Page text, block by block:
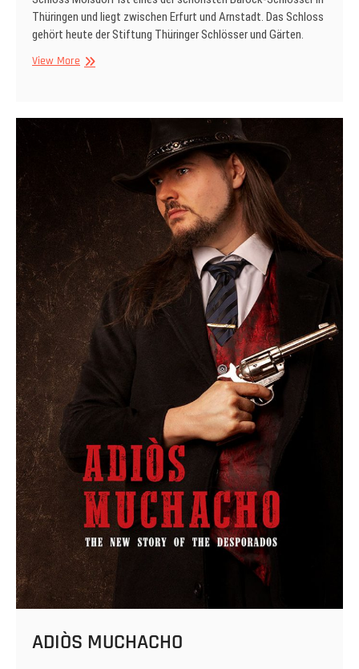
Thüringen und liegt zwischen Erfurt und Arnstadt. Das Schloss
gehört heute der Stiftung Thüringer Schlösser und Gärten.
View MoreSchloss
ADIÒS MUCHACHO